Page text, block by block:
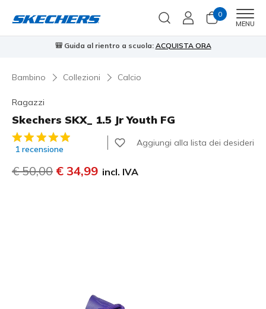
0
MENU
🎒 Guida al rientro a scuola: ACQUISTA ORA
Bambino Collezioni Calcio
Ragazzi
Skechers SKX_ 1.5 Jr Youth FG
Valutazione cliente 3,4 su 5
1 recensione
Aggiungi alla lista dei desideri
Prezzo ridotto da
€ 50,00 per
€ 34,99 incl. IVA